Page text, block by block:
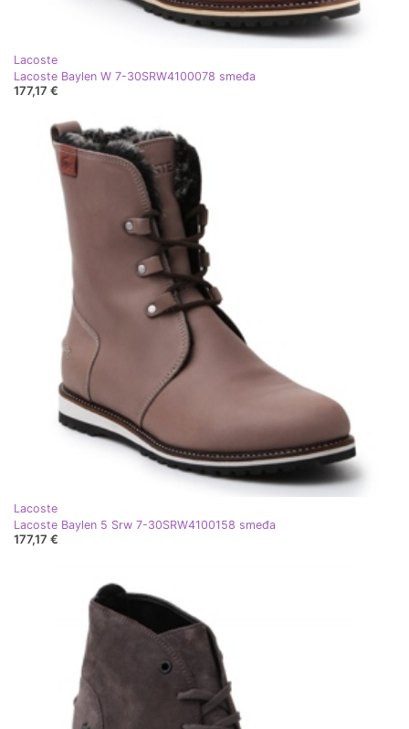
Lacoste
Lacoste Baylen W 7-30SRW4100078 smeđa
177,17 €
Lacoste
Lacoste Baylen 5 Srw 7-30SRW4100158 smeđa
177,17 €